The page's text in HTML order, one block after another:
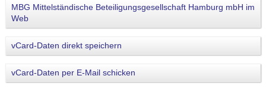
MBG Mittelständische Beteiligungsgesellschaft Hamburg mbH im
Web
vCard-Daten direkt speichern
vCard-Daten per E-Mail schicken